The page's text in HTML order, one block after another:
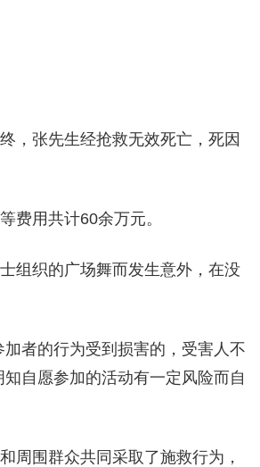
，张先生经抢救无效死亡，死因
用共计60余万元。
组织的广场舞而发生意外，在没
者的行为受到损害的，受害人不
自愿参加的活动有一定风险而自
围群众共同采取了施救行为，